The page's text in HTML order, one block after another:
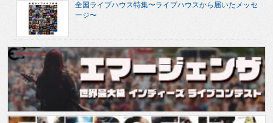
全国ライブハウス特集〜ライブハウスから届いたメッセ
ージ〜